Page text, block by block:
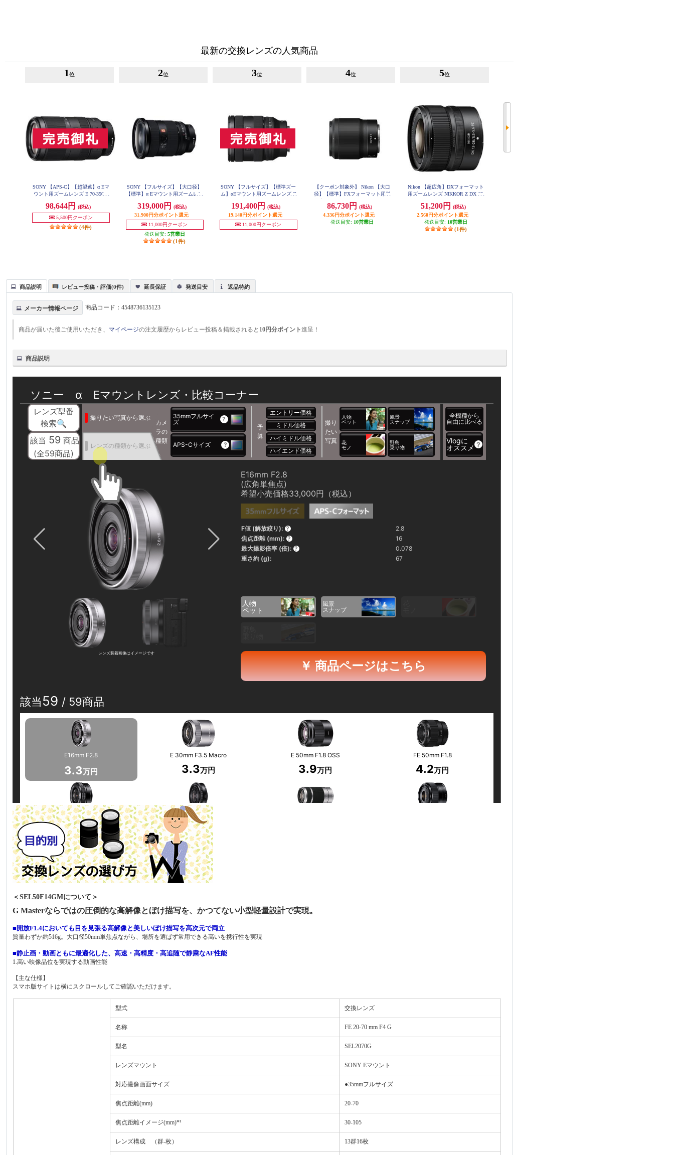
最新の交換レンズの人気商品
1 位
SONY 【APS-C】【超望遠】α Eマ
ウント用ズームレンズ E 70-350m
98,644円
(税込)
5,500円クーポン
(4件)
2位
SONY 【フルサイズ】【大口径】
【標準】α Eマウント用ズームレン
M II SEL2470GM2
319,000円
(税込)
31,900円分ポイント還元
11,000円クーポン
発送目安: 5営業日
(1件)
3位
SONY 【フルサイズ】【標準ズー
ム】αEマウント用ズームレンズ G
G
191,400円
(税込)
19,140円分ポイント還元
11,000円クーポン
4位
【クーポン対象外】 Nikon 【大口
径】【標準】FXフォーマット用単
S NZ50F1.8S NZ50F18S
86,730円
(税込)
4,336円分ポイント還元
発送目安: 10営業日
5位
Nikon 【超広角】DXフォーマット
用ズームレンズ NIKKOR Z DX 12-
X12-28mmf-35-56PZVR
51,200円
(税込)
2,560円分ポイント還元
発送目安: 10営業日
(1件)
商品説明 レビュー投稿・評価(0件) 延長保証 発送目安 返品特約
メーカー情報ページ 商品コード：4548736135123
商品が届いた後ご使用いただき、 マイページの注文履歴からレビュー投稿＆掲載されると 10円分ポイント進呈！
商品説明
＜SEL50F14GMについて＞
G Masterならではの圧倒的な高解像とぼけ描写を、かつてない小型軽量設計で実現。
■開放F1.4においても目を見張る高解像と美しいぼけ描写を高次元で両立
質量わずか約516g。大口径50mm単焦点ながら、場所を選ばず常用できる高いを携行性を実現
■静止画・動画ともに最適化した、高速・高精度・高追随で静粛なAF性能
1.高い映像品位を実現する動画性能
【主な仕様】
スマホ版サイトは横にスクロールしてご確認いただけます。
型式 交換レンズ
名称 FE 20-70 mm F4 G
型名 SEL2070G
レンズマウント SONY Eマウント
対応撮像画面サイズ ●35mmフルサイズ
焦点距離(mm) 20-70
焦点距離イメージ(mm)*¹ 30-105
レンズ構成 （群-枚） 13群16枚